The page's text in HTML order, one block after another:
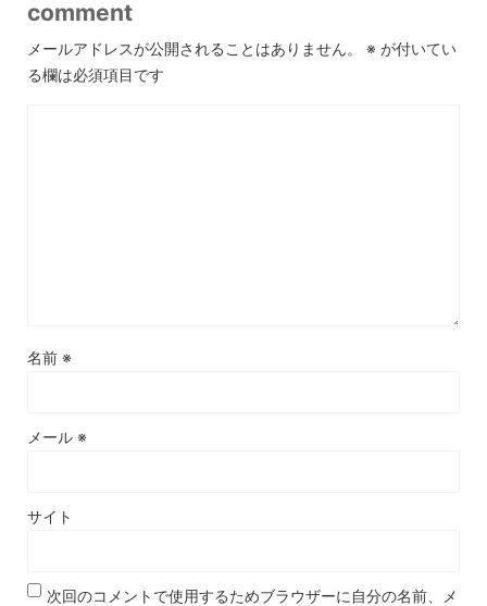
comment
メールアドレスが公開されることはありません。 ※ が付いてい
る欄は必須項目です
名前 ※
メール ※
サイト
次回のコメントで使用するためブラウザーに自分の名前、メ